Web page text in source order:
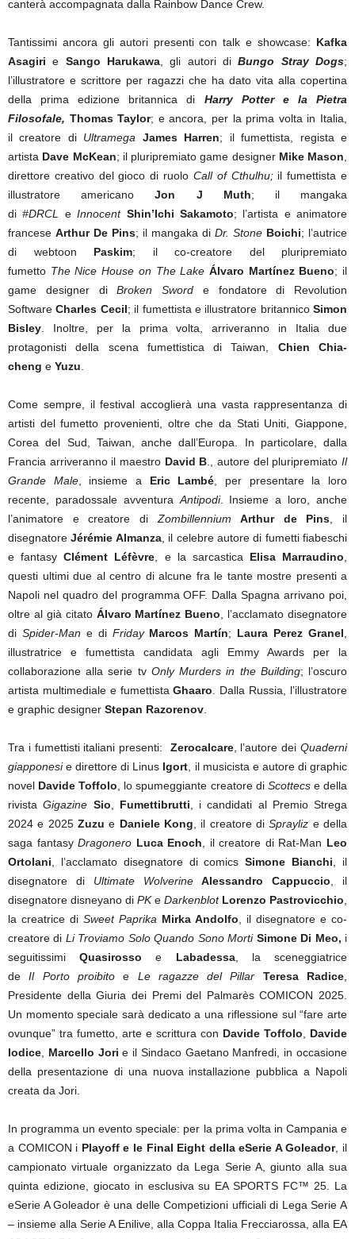
canterà accompagnata dalla Rainbow Dance Crew.
Tantissimi ancora gli autori presenti con talk e showcase: Kafka
Asagirie Sango Harukawa gli autori di Bungo Stray Dogs;
l’illustratore e scrittore per ragazzi che ha dato vita alla copertina
della prima edizione britannica di Harry Potter e la Pietra
Filosofale, Thomas Taylor; e ancora, per la prima volta in Italia,
il creatore di Ultramega James Harren; il fumettista, regista e
artista Dave McKean; il pluripremiato game designer Mike Mason
direttore creativo del gioco di ruolo Call of Cthulhu; il fumettista e
illustratore americanoJon J Muth; il mangaka
di#DRCL eInnocent Shin’Ichi Sakamoto; l’artista e animatore
francese Arthur De Pins; il mangaka di Dr. Stone Boichi; l’autrice
di webtoon Paskim; il co-creatore del pluripremiato
fumetto TheNice House on The Lake Álvaro Martínez Bueno; il
game designer diBroken Sword e fondatore di Revolution
SoftwareCharles Cecil; il fumettista e illustratore britannico Simon
Bisley . Inoltre, per la prima volta, arriveranno in Italia due
protagonisti della scena fumettistica di Taiwan, Chien Chia-
cheng e Yuzu
Come sempre, il festival accoglierà una vasta rappresentanza di
artisti del fumetto provenienti, oltre che da Stati Uniti, Giappone,
Corea del Sud, Taiwan, anche dall’Europa. In particolare, dalla
Francia arriveranno il maestro David B ., autore del pluripremiatoIl
Grande Male, insieme a Eric Lambé , per presentare la loro
recente, paradossale avventura Antipodi. Insieme a loro, anche
l’animatore e creatore di ZombillenniumArthur de Pins , il
disegnatoreJérémie Almanza, il celebre autore di fumetti fiabeschi
e fantasyClément Léfèvre , e la sarcastica Elisa Marraudino
questi ultimi due al centro di alcune fra le tante mostre presenti a
Napoli nel quadro del programma OFF. Dalla Spagna arrivano poi,
oltre al già citato Álvaro Martínez Bueno , l’acclamato disegnatore
di Spider-Man e di Friday Marcos Martín; Laura Perez Granel
illustratrice e fumettista candidata agli Emmy Awards per la
collaborazione alla serie tv Only Murders in the Building; l’oscuro
artista multimediale e fumettistaGhaaro . Dalla Russia, l’illustratore
e graphic designer Stepan Razorenov
Tra i fumettisti italiani presenti: Zerocalcare, l’autore deiQuaderni
giapponesie direttore di Linus Igort , il musicista e autore di graphic
novel Davide Toffolo , lo spumeggiante creatore di Scottecse della
rivistaGigazine Sio Fumettibrutti , i candidati al Premio Strega
2024 e 2025 Zuzu e Daniele Kong , il creatore diSprayliz e della
saga fantasyDragonero Luca Enoch il creatore di Rat-Man Leo
Ortolani , l’acclamato disegnatore di comicsSimone Bianchi , il
disegnatore di Ultimate WolverineAlessandro Cappuccio , il
disegnatore disneyano di PKe Darkenblot Lorenzo Pastrovicchio
la creatrice di Sweet Paprika Mirka Andolfo , il disegnatore e co-
creatore di Li Troviamo Solo Quando Sono Morti Simone Di Meo, i
seguitissimiQuasirosso e Labadessa, la sceneggiatrice
deIl Porto proibitoe Le ragazze del Pillar Teresa Radice
Presidente della Giuria dei Premi del Palmarès COMICON 2025.
Un momento speciale sarà dedicato a una riflessione sul “fare arte
ovunque” tra fumetto, arte e scrittura con Davide Toffolo
Davide
Iodice
Marcello Jori e il Sindaco Gaetano Manfredi, in occasione
della presentazione di una nuova installazione pubblica a Napoli
creata da Jori.
In programma un evento speciale: per la prima volta in Campania e
a COMICON i Playoff e le Final Eight della eSerie A Goleador, il
campionato virtuale organizzato da Lega Serie A, giunto alla sua
quinta edizione, giocato in esclusiva su EA SPORTS FC™️ 25. La
eSerie A Goleador è una delle Competizioni ufficiali di Lega Serie A
– insieme alla Serie A Enilive, alla Coppa Italia Frecciarossa, alla EA